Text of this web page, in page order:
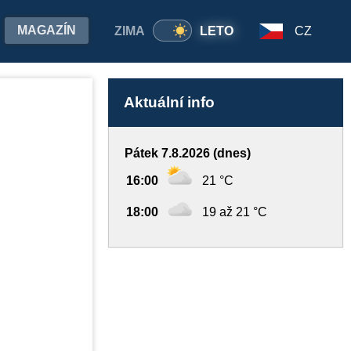
ZIMA LETO
MAGAZÍN CZ
Aktuální info
Pátek 7.8.2026 (dnes)
16:00 21 °C
18:00 19 až 21 °C